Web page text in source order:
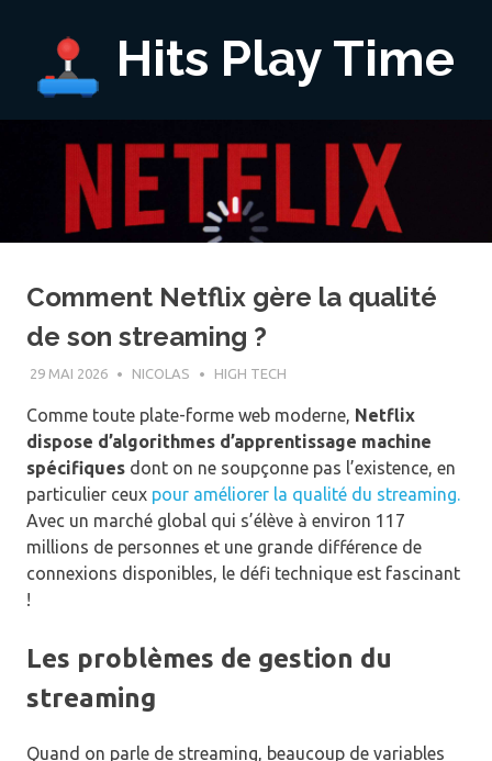
Hits Play Time
Comment Netflix gère la qualité
de son streaming ?
29 MAI 2026 NICOLAS HIGH TECH
Comme toute plate-forme web moderne, Netflix
dispose d’algorithmes d’apprentissage machine
spécifiques dont on ne soupçonne pas l’existence, en
particulier ceux pour améliorer la qualité du streaming.
Avec un marché global qui s’élève à environ 117
millions de personnes et une grande différence de
connexions disponibles, le défi technique est fascinant
!
Les problèmes de gestion du
streaming
Quand on parle de streaming, beaucoup de variables